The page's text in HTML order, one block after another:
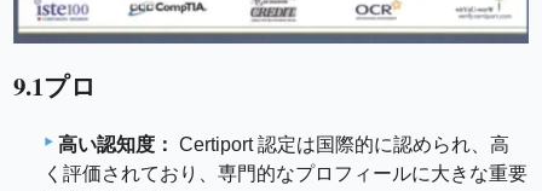
9.1プロ
高い認知度： Certiport 認定は国際的に認められ、高
く評価されており、専門的なプロフィールに大きな重要